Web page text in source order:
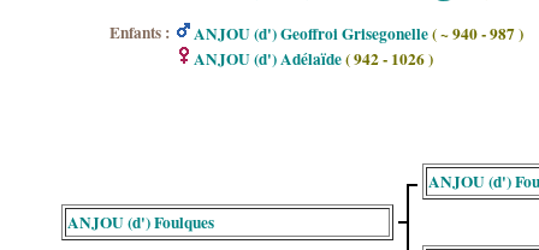
Enfants : ANJOU (d') Geoffroi Grisegonelle( ~ 940 - 987 )
ANJOU (d') Adélaïde( 942 - 1026 )
ANJOU (d') Foulques
ANJOU (d')